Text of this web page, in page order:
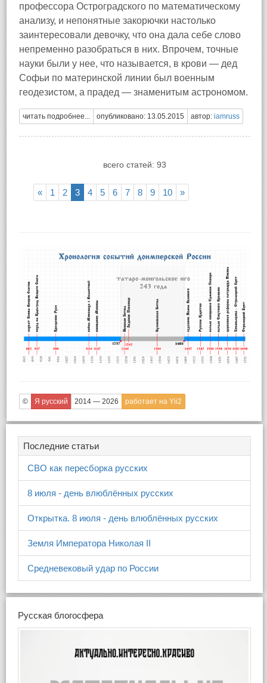
профессора Остроградского по математическому
анализу, и непонятные закорючки настолько
заинтересовали девочку, что она дала себе слово
непременно разобраться в них. Впрочем, точные
науки были у нее, что называется, в крови — дед
Софьи по материнской линии был военным
геодезистом, а прадед — знаменитым астрономом.
читать подробнее... опубликовано: 13.05.2015 автор: iamruss
всего статей: 93
« 1 2 3 4 5 6 7 8 9 10 »
© Я русский 2014 — 2026 работает на Yii2
Последние статьи
СВО как пересборка русских
8 июля - день влюблённых русских
Открытка. 8 июля - день влюблённых русских
Земля Императора Николая II
Средневековый удар по России
Русская блогосфера